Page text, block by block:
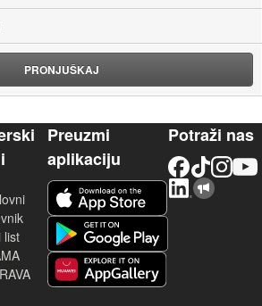
PRONJUŠKAJ
list
Preuzmi
aplikaciju
Potraži nas